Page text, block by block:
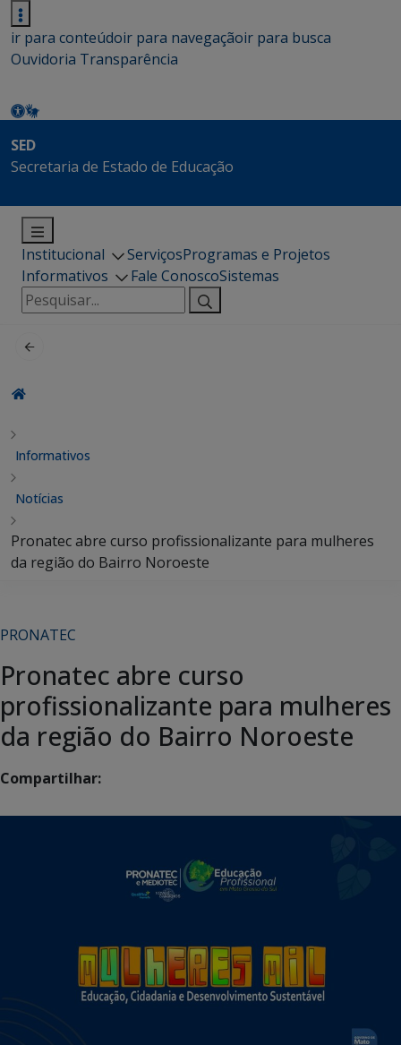
ir para conteúdoir para navegaçãoir para busca
Ouvidoria Transparência
SED
Secretaria de Estado de Educação
Institucional ServiçosProgramas e Projetos
Informativos
Fale ConoscoSistemas
Pesquisar
por:
Informativos
Notícias
Pronatec abre curso profissionalizante para mulheres
da região do Bairro Noroeste
PRONATEC
Pronatec abre curso
profissionalizante para mulheres
da região do Bairro Noroeste
Compartilhar: